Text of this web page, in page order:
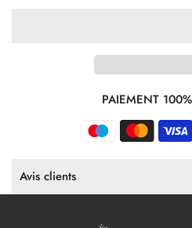
PAIEMENT
Avis clients